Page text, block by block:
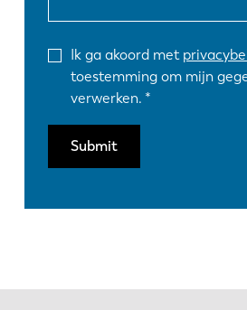
Ik ga akoord met
toestemming om mijn
verwerken.
Submit